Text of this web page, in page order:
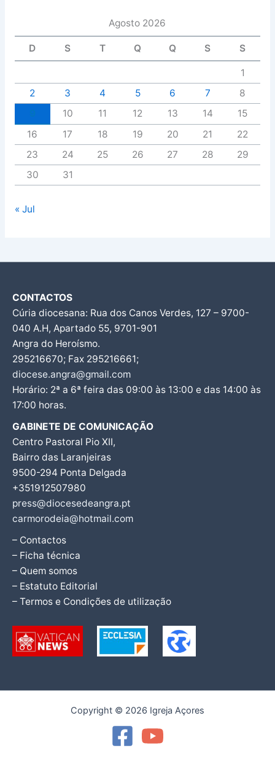
Agosto 2026
D S T Q Q S S
1
2
3 4 5 6 7
8
10 11 12 13 14
15
16
17 18 19 20 21
22
23
24 25 26 27 28
29
30
31
« Jul
CONTACTOS
Cúria diocesana: Rua dos Canos Verdes, 127 – 9700-
040 A.H, Apartado 55, 9701-901
Angra do Heroísmo.
295216670; Fax 295216661;
diocese.angra@gmail.com
Horário: 2ª a 6ª feira das 09:00 às 13:00 e das 14:00 às
17:00 horas.
GABINETE DE COMUNICAÇÃO
Centro Pastoral Pio XII,
Bairro das Laranjeiras
9500-294 Ponta Delgada
+351912507980
press@diocesedeangra.pt
carmorodeia@hotmail.com
– Contactos
– Ficha técnica
– Quem somos
– Estatuto Editorial
– Termos e Condições de utilização
Copyright © 2026 Igreja Açores